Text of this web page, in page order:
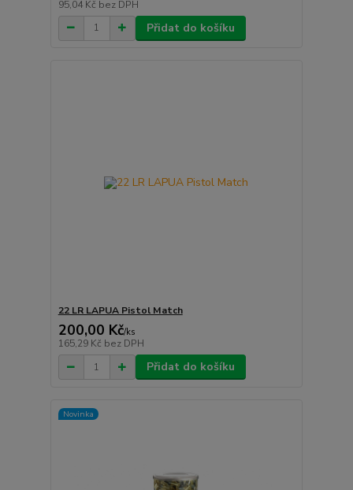
95,04 Kč bez DPH
Přidat do košíku
22 LR LAPUA Pistol Match
200,00 Kč/ks
165,29 Kč bez DPH
Přidat do košíku
Novinka